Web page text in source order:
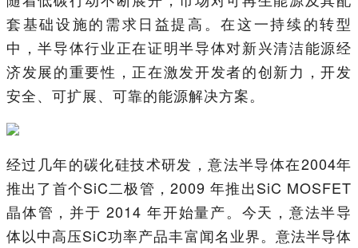
套基础设施的需求日益提高。在这一持续的转型
中，半导体行业正在证明半导体对新兴清洁能源经
济发展的重要性，正在激发开发者的创新力，开发
安全、可扩展、可靠的能源解决方案。
经过几年的碳化硅技术研发，意法半导体在2004年
推出了首个SiC二极管，2009 年推出SiC MOSFET
晶体管，并于 2014 年开始量产。今天，意法半导
体以中高压SiC功率产品丰富闻名业界。意法半导体